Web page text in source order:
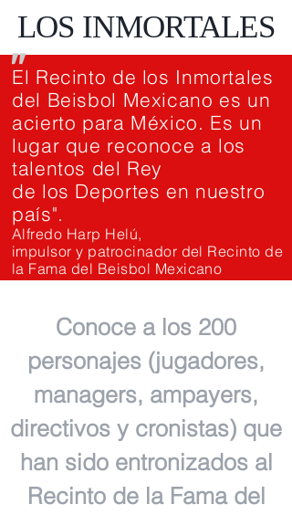
LOS INMORTALES
El Recinto de los Inmortales
del Beisbol Mexicano es un
acierto para México. Es un
lugar que reconoce a los
talentos del Rey
de los Deportes en nuestro
país".
Alfredo Harp Helú,
impulsor y patrocinador del Recinto de
la Fama del Beisbol Mexicano
"
Conoce a los 200
personajes (jugadores,
managers, ampayers,
directivos y cronistas) que
han sido entronizados al
Recinto de la Fama del